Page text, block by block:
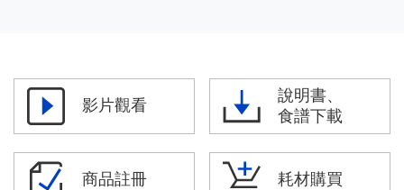
影片觀看
說明書、
食譜下載
商品註冊 耗材購買